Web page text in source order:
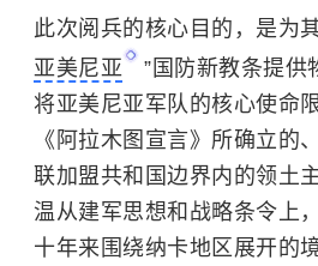
此次阅兵的核心目的，是为
亚美尼亚
”国防新教条提供
将亚美尼亚军队的核心使命
《阿拉木图宣言》所确立的
联加盟共和国边界内的领土
温从建军思想和战略条令上
十年来围绕纳卡地区展开的